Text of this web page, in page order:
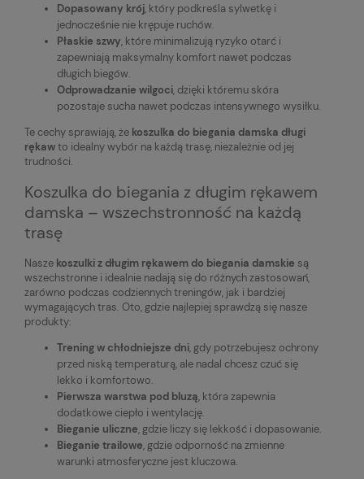
Dopasowany krój, który podkreśla sylwetkę i
jednocześnie nie krępuje ruchów.
Płaskie szwy, które minimalizują ryzyko otarć i
zapewniają maksymalny komfort nawet podczas
długich biegów.
Odprowadzanie wilgoci, dzięki któremu skóra
pozostaje sucha nawet podczas intensywnego wysiłku.
Te cechy sprawiają, że koszulka do biegania damska długi
rękawto idealny wybór na każdą trasę, niezależnie od jej
trudności.
Koszulka do biegania z długim rękawem
damska – wszechstronność na każdą
trasę
Nasze koszulki z długim rękawem do biegania damskie są
wszechstronne i idealnie nadają się do różnych zastosowań,
zarówno podczas codziennych treningów, jak i bardziej
wymagających tras. Oto, gdzie najlepiej sprawdzą się nasze
produkty:
Trening w chłodniejsze dni, gdy potrzebujesz ochrony
przed niską temperaturą, ale nadal chcesz czuć się
lekko i komfortowo.
Pierwsza warstwa pod bluzą, która zapewnia
dodatkowe ciepło i wentylację.
Bieganie uliczne, gdzie liczy się lekkość i dopasowanie.
Bieganie trailowe, gdzie odporność na zmienne
warunki atmosferyczne jest kluczowa.